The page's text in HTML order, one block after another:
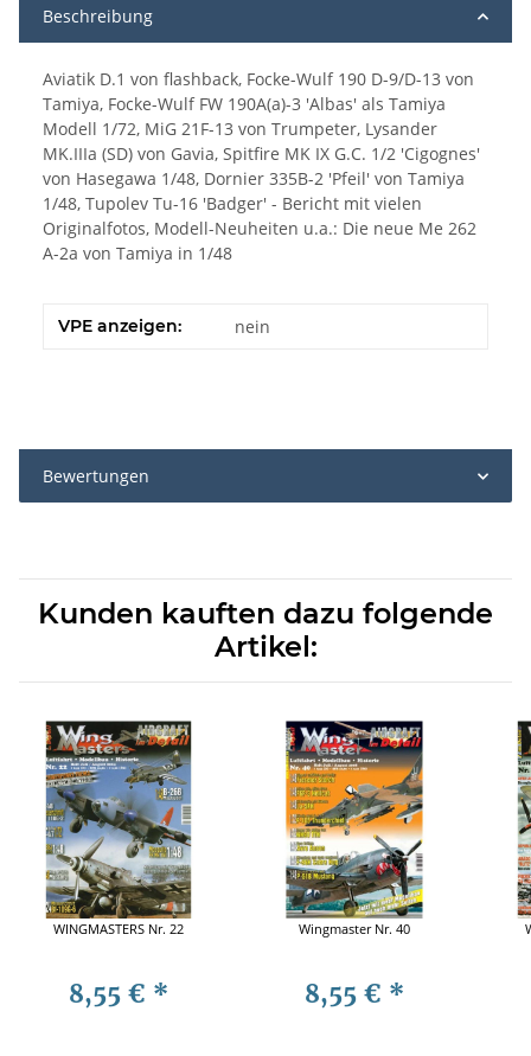
Beschreibung
Aviatik D.1 von flashback, Focke-Wulf 190 D-9/D-13 von
Tamiya, Focke-Wulf FW 190A(a)-3 'Albas' als Tamiya
Modell 1/72, MiG 21F-13 von Trumpeter, Lysander
MK.IIIa (SD) von Gavia, Spitfire MK IX G.C. 1/2 'Cigognes'
von Hasegawa 1/48, Dornier 335B-2 'Pfeil' von Tamiya
1/48, Tupolev Tu-16 'Badger' - Bericht mit vielen
Originalfotos, Modell-Neuheiten u.a.: Die neue Me 262
A-2a von Tamiya in 1/48
VPE anzeigen: nein
Bewertungen
Kunden kauften dazu folgende
Artikel:
WINGMASTERS Nr. 22
8,55 € *
Wingmaster Nr. 40
8,55 € *